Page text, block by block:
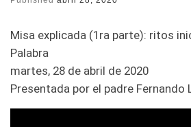
Misa explicada (1ra parte): ritos
Palabra
martes, 28 de abril de 2020
Presentada por el padre Fernando